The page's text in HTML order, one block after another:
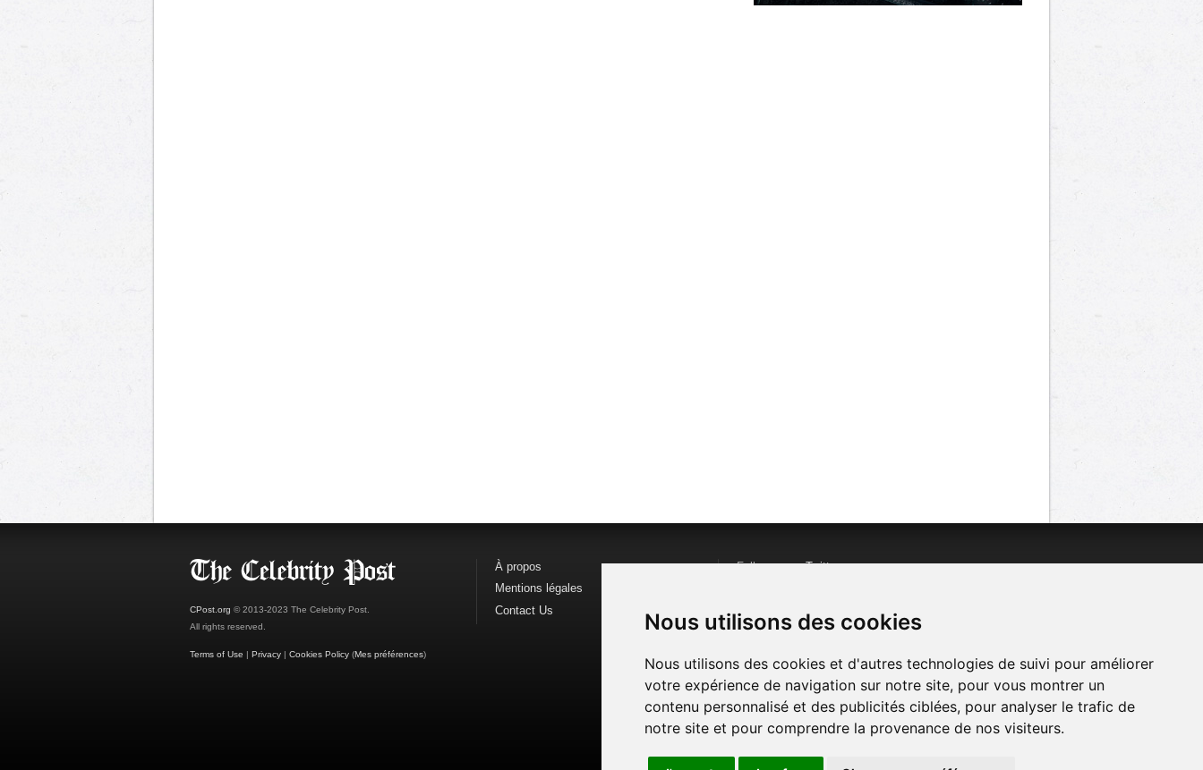
Nous utilisons des cookies
Nous utilisons des cookies et d'autres technologies de suivi pour améliorer
votre expérience de navigation sur notre site, pour vous montrer un
contenu personnalisé et des publicités ciblées, pour analyser le trafic de
notre site et pour comprendre la provenance de nos visiteurs.
CPost.org © 2013-2023 The Celebrity Post.
All rights reserved.
Terms of Use | Privacy | Cookies Policy (Mes préférences)
À propos
Mentions légales
Contact Us
Follow us onTwitter
Watch us on